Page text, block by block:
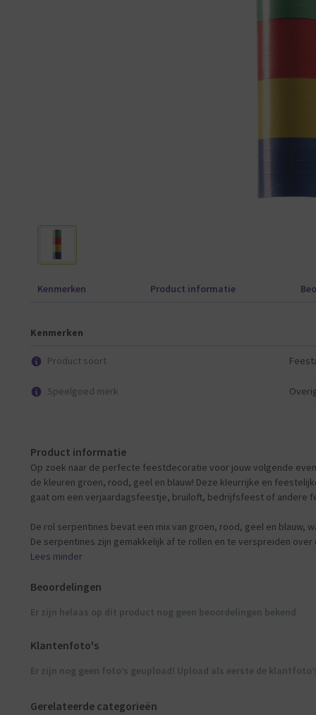
Kenmerken Product informatie
Kenmerken
Product soort
Speelgoed merk
Product informatie
Op zoek naar de perfecte feestdecoratie voor jouw volgende
de kleuren groen, rood, geel en blauw! Deze kleurrijke en
gaat om een verjaardagsfeestje, bruiloft, bedrijfsfeest of andere
De rol serpentines bevat een mix van groen, rood, geel en
De serpentines zijn gemakkelijk af te rollen en te verspreiden
Lees minder
Beoordelingen
Er zijn helaas op dit product nog geen beoordelingen bekend
Klantenfoto's
Er zijn nog geen foto’s geupload! Upload als eerste de
Gerelateerde categorieën